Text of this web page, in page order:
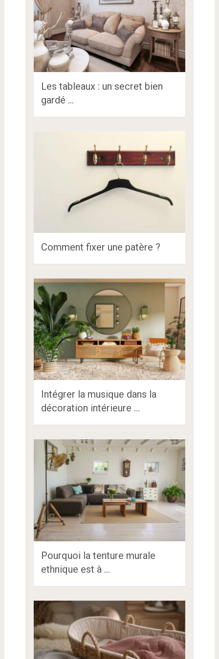
Les tableaux : un secret bien
gardé …
Comment fixer une patère ?
Intégrer la musique dans la
décoration intérieure …
Pourquoi la tenture murale
ethnique est à …